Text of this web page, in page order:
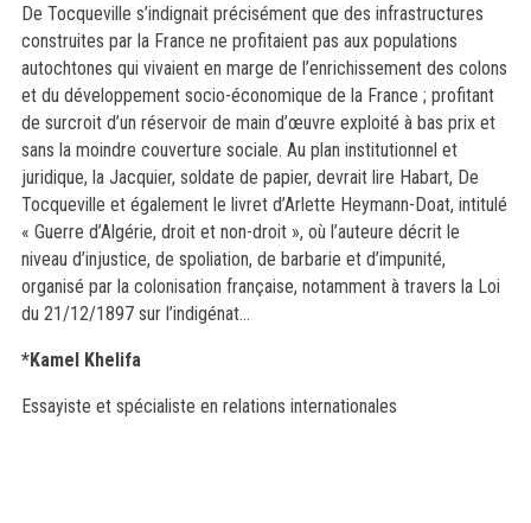
De Tocqueville s’indignait précisément que des infrastructures
construites par la France ne profitaient pas aux populations
autochtones qui vivaient en marge de l’enrichissement des colons
et du développement socio-économique de la France ; profitant
de surcroit d’un réservoir de main d’œuvre exploité à bas prix et
sans la moindre couverture sociale. Au plan institutionnel et
juridique, la Jacquier, soldate de papier, devrait lire Habart, De
Tocqueville et également le livret d’Arlette Heymann-Doat, intitulé
« Guerre d’Algérie, droit et non-droit », où l’auteure décrit le
niveau d’injustice, de spoliation, de barbarie et d’impunité,
organisé par la colonisation française, notamment à travers la Loi
du 21/12/1897 sur l’indigénat…
*Kamel Khelifa
Essayiste et spécialiste en relations internationales